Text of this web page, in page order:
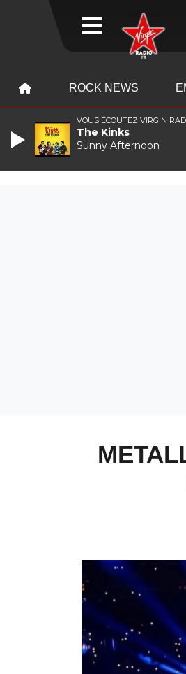
ROCK NEWS
VOUS ÉCOUTEZ VIRGIN
The Kinks
Sunny Afternoon
WEBRADIO